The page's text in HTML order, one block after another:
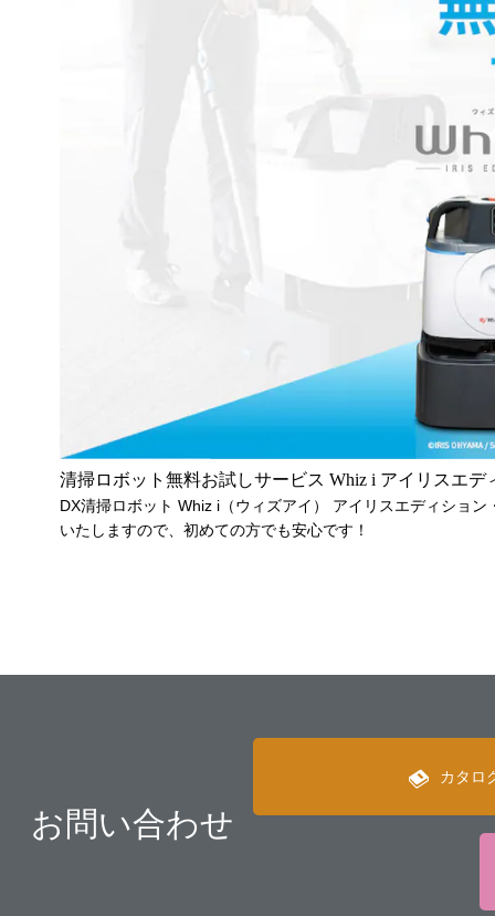
清掃ロボット無料お試しサービス Whiz i アイリスエデ
DX清掃ロボット Whiz i（ウィズアイ） アイリスエディショ
いたしますので、初めての方でも安心です！
お問い合わせ
カタロ